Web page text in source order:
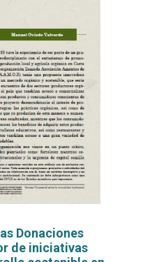
Donaciones
de iniciativas